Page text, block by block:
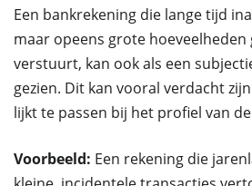
Een bankrekening die lange tijd
maar opeens grote
verstuurt, kan ook als een
gezien. Dit kan vooral verdacht
lijkt te passen bij het profiel van
Voorbeeld: Een rekening die